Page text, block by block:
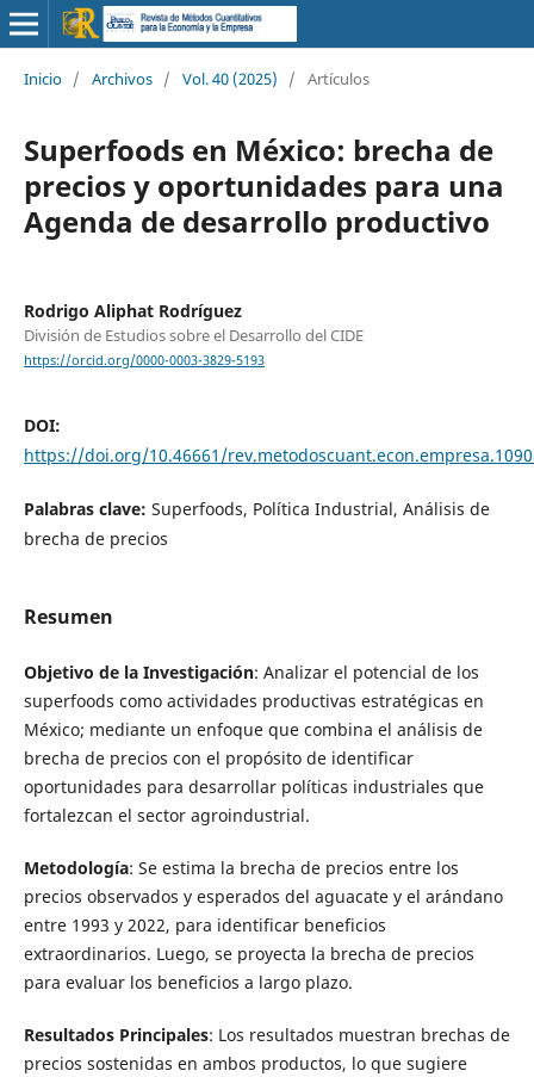
Inicio / Archivos / Vol. 40 (2025) / Artículos
Superfoods en México: brecha de
precios y oportunidades para una
Agenda de desarrollo productivo
Rodrigo Aliphat Rodríguez
División de Estudios sobre el Desarrollo del CIDE
https://orcid.org/0000-0003-3829-5193
DOI:
https://doi.org/10.46661/
Palabras clave: Superfoods, Política Industrial, Análisis de
brecha de precios
Resumen
Objetivo de la Investigación: Analizar el potencial de los
superfoods como actividades productivas estratégicas en
México; mediante un enfoque que combina el análisis de
brecha de precios con el propósito de identificar
oportunidades para desarrollar políticas industriales que
fortalezcan el sector agroindustrial.
Metodología: Se estima la brecha de precios entre los
precios observados y esperados del aguacate y el arándano
entre 1993 y 2022, para identificar beneficios
extraordinarios. Luego, se proyecta la brecha de precios
para evaluar los beneficios a largo plazo.
Resultados Principales: Los resultados muestran brechas de
precios sostenidas en ambos productos, lo que sugiere